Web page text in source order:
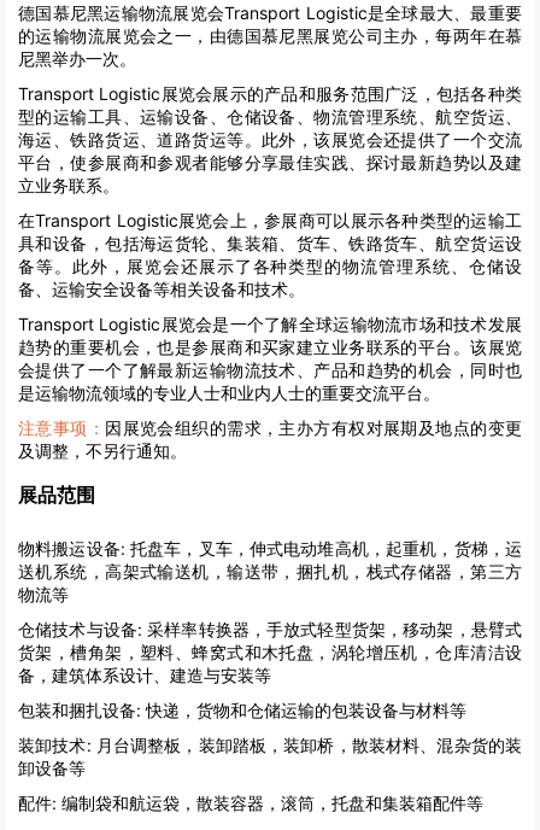
德国慕尼黑运输物流展览会Transport Logistic是全球最大、最重要
的运输物流展览会之一，由德国慕尼黑展览公司主办，每两年在慕
尼黑举办一次。
Transport Logistic展览会展示的产品和服务范围广泛，包括各种类
型的运输工具、运输设备、仓储设备、物流管理系统、航空货运、
海运、铁路货运、道路货运等。此外，该展览会还提供了一个交流
平台，使参展商和参观者能够分享最佳实践、探讨最新趋势以及建
立业务联系。
在Transport Logistic展览会上，参展商可以展示各种类型的运输工
具和设备，包括海运货轮、集装箱、货车、铁路货车、航空货运设
备等。此外，展览会还展示了各种类型的物流管理系统、仓储设
备、运输安全设备等相关设备和技术。
Transport Logistic展览会是一个了解全球运输物流市场和技术发展
趋势的重要机会，也是参展商和买家建立业务联系的平台。该展览
会提供了一个了解最新运输物流技术、产品和趋势的机会，同时也
是运输物流领域的专业人士和业内人士的重要交流平台。
注意事项： 因展览会组织的需求，主办方有权对展期及地点的变更
及调整，不另行通知。
展品范围
物料搬运设备: 托盘车，叉车，伸式电动堆高机，起重机，货梯，运
送机系统，高架式输送机，输送带，捆扎机，栈式存储器，第三方
物流等
仓储技术与设备: 采样率转换器，手放式轻型货架，移动架，悬臂式
货架，槽角架，塑料、蜂窝式和木托盘，涡轮增压机，仓库清洁设
备，建筑体系设计、建造与安装等
包装和捆扎设备: 快递，货物和仓储运输的包装设备与材料等
装卸技术: 月台调整板，装卸踏板，装卸桥，散装材料、混杂货的装
卸设备等
配件: 编制袋和航运袋，散装容器，滚筒，托盘和集装箱配件等